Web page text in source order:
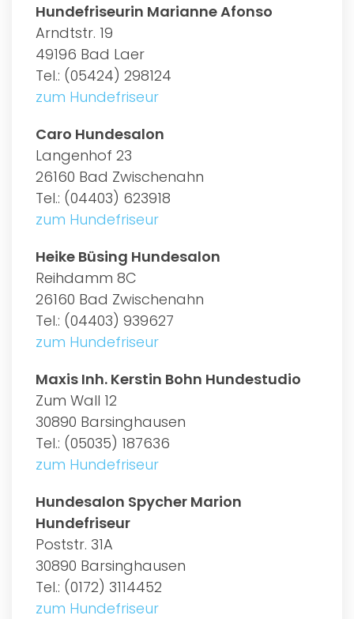
Hundefriseurin Marianne Afonso
Arndtstr. 19
49196 Bad Laer
Tel.: (05424) 298124
zum Hundefriseur
Caro Hundesalon
Langenhof 23
26160 Bad Zwischenahn
Tel.: (04403) 623918
zum Hundefriseur
Heike Büsing Hundesalon
Reihdamm 8C
26160 Bad Zwischenahn
Tel.: (04403) 939627
zum Hundefriseur
Maxis Inh. Kerstin Bohn Hundestudio
Zum Wall 12
30890 Barsinghausen
Tel.: (05035) 187636
zum Hundefriseur
Hundesalon Spycher Marion
Hundefriseur
Poststr. 31A
30890 Barsinghausen
Tel.: (0172) 3114452
zum Hundefriseur